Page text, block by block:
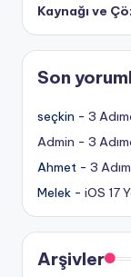
Kaynağı ve
Son
seçkin - 3
Admin - 3
Ahmet - 3
Melek - iOS 17
Arşivler